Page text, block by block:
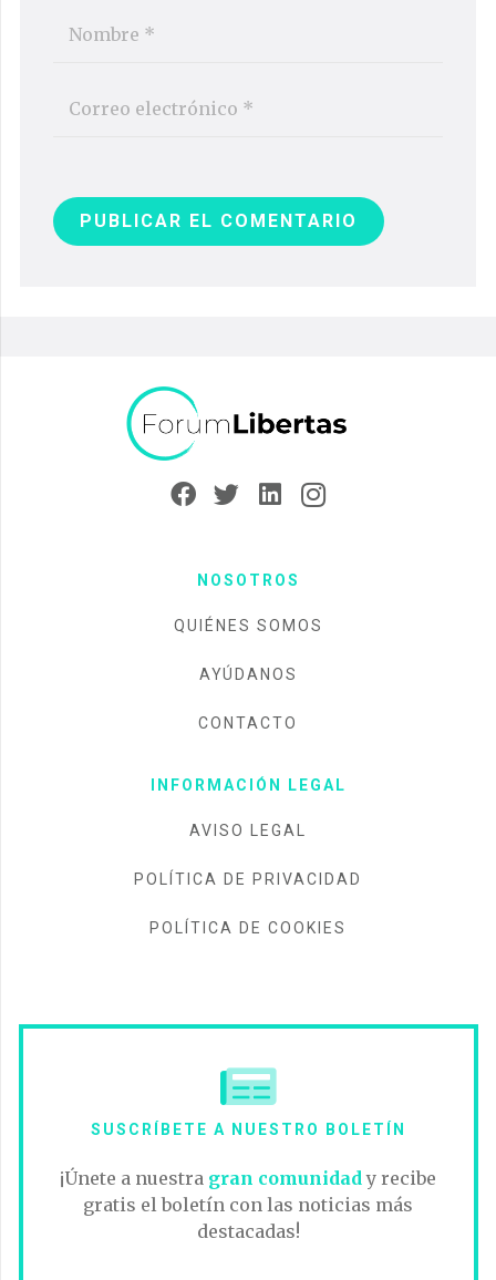
PUBLICAR EL COMENTARIO
NOSOTROS
QUIÉNES SOMOS
AYÚDANOS
CONTACTO
INFORMACIÓN LEGAL
AVISO LEGAL
POLÍTICA DE PRIVACIDAD
POLÍTICA DE COOKIES
SUSCRÍBETE A NUESTRO BOLETÍN
¡Únete a nuestra gran comunidady recibe
gratis el boletín con las noticias más
destacadas!